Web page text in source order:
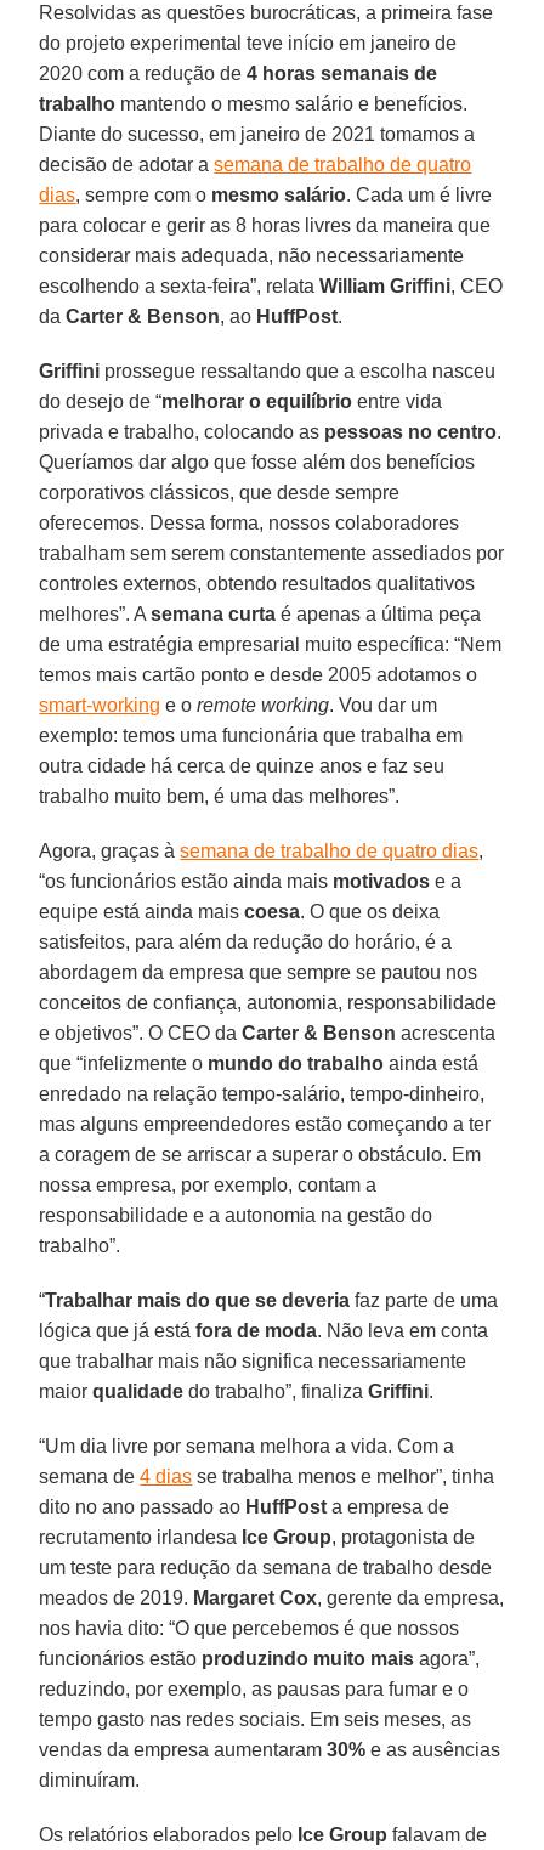
Resolvidas as questões burocráticas, a primeira fase
do projeto experimental teve início em janeiro de
2020 com a redução de4 horas semanais de
trabalho mantendo o mesmo salário e benefícios.
Diante do sucesso, em janeiro de 2021 tomamos a
decisão de adotar asemana de trabalho de quatro
dias, sempre com o mesmo salário. Cada um é livre
para colocar e gerir as 8 horas livres da maneira que
considerar mais adequada, não necessariamente
escolhendo a sexta-feira”, relataWilliam Griffini, CEO
daCarter & Benson, ao HuffPost.
Griffini prossegue ressaltando que a escolha nasceu
do desejo de “melhorar o equilíbrio entre vida
privada e trabalho, colocando as pessoas no centro.
Queríamos dar algo que fosse além dos benefícios
corporativos clássicos, que desde sempre
oferecemos. Dessa forma, nossos colaboradores
trabalham sem serem constantemente assediados por
controles externos, obtendo resultados qualitativos
melhores”. Asemana curta é apenas a última peça
de uma estratégia empresarial muito específica: “Nem
temos mais cartão ponto e desde 2005 adotamos o
smart-working e oremote working. Vou dar um
exemplo: temos uma funcionária que trabalha em
outra cidade há cerca de quinze anos e faz seu
trabalho muito bem, é uma das melhores”.
Agora, graças àsemana de trabalho de quatro dias,
“os funcionários estão ainda mais motivados e a
equipe está ainda maiscoesa. O que os deixa
satisfeitos, para além da redução do horário, é a
abordagem da empresa que sempre se pautou nos
conceitos de confiança, autonomia, responsabilidade
e objetivos”. O CEO daCarter & Benson acrescenta
que “infelizmente o mundo do trabalho ainda está
enredado na relação tempo-salário, tempo-dinheiro,
mas alguns empreendedores estão começando a ter
a coragem de se arriscar a superar o obstáculo. Em
nossa empresa, por exemplo, contam a
responsabilidade e a autonomia na gestão do
trabalho”.
“Trabalhar mais do que se deveria faz parte de uma
lógica que já estáfora de moda. Não leva em conta
que trabalhar mais não significa necessariamente
maiorqualidade do trabalho”, finalizaGriffini.
“Um dia livre por semana melhora a vida. Com a
semana de4 dias se trabalha menos e melhor”, tinha
dito no ano passado ao HuffPost a empresa de
recrutamento irlandesa Ice Group, protagonista de
um teste para redução da semana de trabalho desde
meados de 2019. Margaret Cox, gerente da empresa,
nos havia dito: “O que percebemos é que nossos
funcionários estão produzindo muito mais agora”,
reduzindo, por exemplo, as pausas para fumar e o
tempo gasto nas redes sociais. Em seis meses, as
vendas da empresa aumentaram30% e as ausências
diminuíram.
Os relatórios elaborados pelo Ice Group falavam de